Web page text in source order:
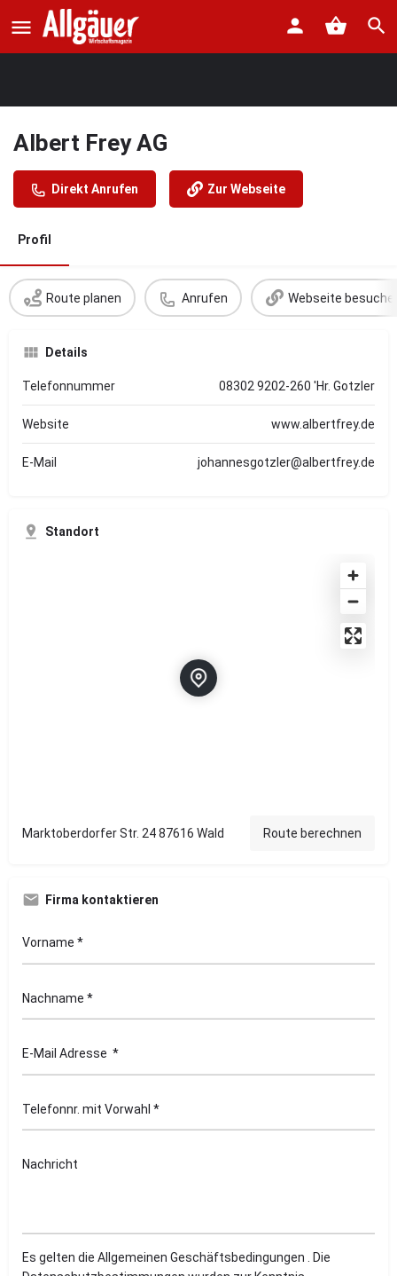
Albert Frey AG
Direkt Anrufen Zur Webseite
Profil
Route planen Anrufen Webseite
Details
Telefonnummer 08302 9202-260 'Hr. Gotzler
Website www.albertfrey.de
E-Mail johannesgotzler@albertfrey.de
Standort
Marktoberdorfer Str. 24 87616 Wald Route berechnen
Firma kontaktieren
Es gelten die Allgemeinen Geschäftsbedingungen . Die